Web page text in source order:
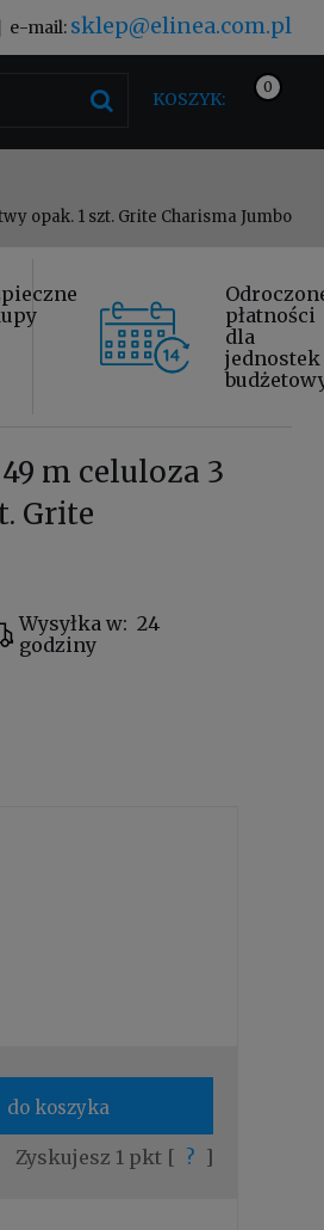
e-mail: sklep@elinea.com.pl
KOSZYK:
opak. 1 szt. Grite Charisma Jumbo
płatności
dla
jednostek
m celuloza 3
Grite
Wysyłka w: 24
godziny
do koszyka
Zyskujesz 1 pkt [ ? ]